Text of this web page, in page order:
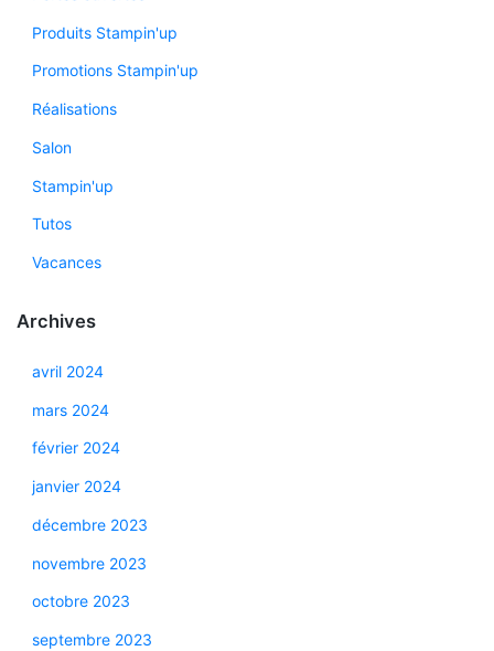
Produits Stampin'up
Promotions Stampin'up
Réalisations
Salon
Stampin'up
Tutos
Vacances
Archives
avril 2024
mars 2024
février 2024
janvier 2024
décembre 2023
novembre 2023
octobre 2023
septembre 2023